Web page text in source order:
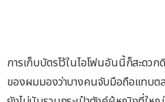
การเก็บบัตรไว้ในไอโฟนอันนี้ก็สะดว
ของผมมองว่าบางคนจับมือถือแทบตล